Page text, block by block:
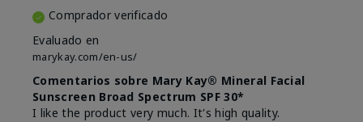
Comprador verificado
Evaluado en
marykay.com/en-us/
Comentarios sobre Mary Kay® Mineral Facial
Sunscreen Broad Spectrum SPF 30*
I like the product very much. It's high quality.